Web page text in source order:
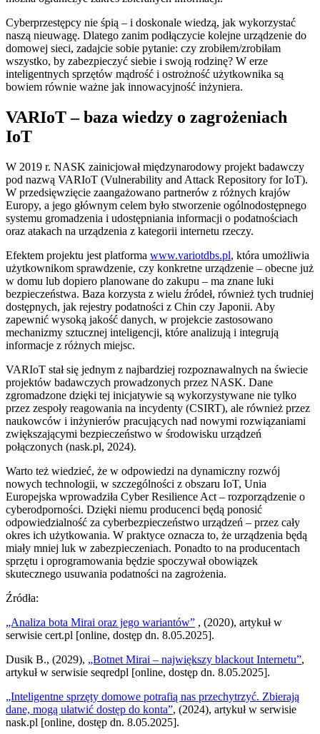
Cyberprzestępcy nie śpią – i doskonale wiedzą, jak wykorzystać
naszą nieuwagę. Dlatego zanim podłączycie kolejne urządzenie do
domowej sieci, zadajcie sobie pytanie: czy zrobiłem/zrobiłam
wszystko, by zabezpieczyć siebie i swoją rodzinę? W erze
inteligentnych sprzętów mądrość i ostrożność użytkownika są
bowiem równie ważne jak innowacyjność inżyniera.
VARIoT – baza wiedzy o zagrożeniach
IoT
W 2019 r. NASK zainicjował międzynarodowy projekt badawczy
pod nazwą VARIoT (Vulnerability and Attack Repository for IoT).
W przedsięwzięcie zaangażowano partnerów z różnych krajów
Europy, a jego głównym celem było stworzenie ogólnodostępnego
systemu gromadzenia i udostępniania informacji o podatnościach
oraz atakach na urządzenia z kategorii internetu rzeczy.
Efektem projektu jest platforma www.variotdbs.pl, która umożliwia
użytkownikom sprawdzenie, czy konkretne urządzenie – obecne już
w domu lub dopiero planowane do zakupu – ma znane luki
bezpieczeństwa. Baza korzysta z wielu źródeł, również tych trudniej
dostępnych, jak rejestry podatności z Chin czy Japonii. Aby
zapewnić wysoką jakość danych, w projekcie zastosowano
mechanizmy sztucznej inteligencji, które analizują i integrują
informacje z różnych miejsc.
VARIoT stał się jednym z najbardziej rozpoznawalnych na świecie
projektów badawczych prowadzonych przez NASK. Dane
zgromadzone dzięki tej inicjatywie są wykorzystywane nie tylko
przez zespoły reagowania na incydenty (CSIRT), ale również przez
naukowców i inżynierów pracujących nad nowymi rozwiązaniami
zwiększającymi bezpieczeństwo w środowisku urządzeń
połączonych (nask.pl, 2024).
Warto też wiedzieć, że w odpowiedzi na dynamiczny rozwój
nowych technologii, w szczególności z obszaru IoT, Unia
Europejska wprowadziła Cyber Resilience Act – rozporządzenie o
cyberodporności. Dzięki niemu producenci będą ponosić
odpowiedzialność za cyberbezpieczeństwo urządzeń – przez cały
okres ich użytkowania. W praktyce oznacza to, że urządzenia będą
miały mniej luk w zabezpieczeniach. Ponadto to na producentach
sprzętu i oprogramowania będzie spoczywał obowiązek
skutecznego usuwania podatności na zagrożenia.
Źródła:
„Analiza bota Mirai oraz jego wariantów” , (2020), artykuł w
serwisie cert.pl [online, dostęp dn. 8.05.2025].
Dusik B., (2029), „Botnet Mirai – największy blackout Internetu”,
artykuł w serwisie seqredpl [online, dostęp dn. 8.05.2025].
„Inteligentne sprzęty domowe potrafią nas przechytrzyć. Zbierają
dane, mogą ułatwić dostęp do konta”, (2024), artykuł w serwisie
nask.pl [online, dostęp dn. 8.05.2025].